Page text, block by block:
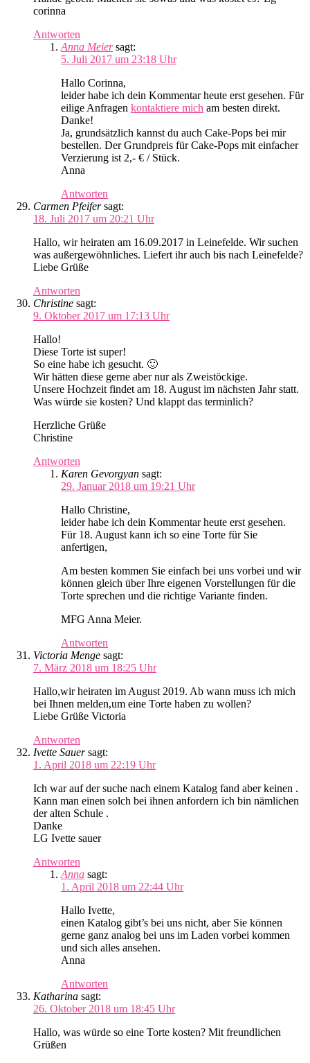
corinna
Antworten
Anna Meier sagt:
5. Juli 2017 um 23:18 Uhr
Hallo Corinna,
leider habe ich dein Kommentar heute erst gesehen. Für
eilige Anfragen kontaktiere mich am besten direkt.
Danke!
Ja, grundsätzlich kannst du auch Cake-Pops bei mir
bestellen. Der Grundpreis für Cake-Pops mit einfacher
Verzierung ist 2,- € / Stück.
Anna
Antworten
Carmen Pfeifer sagt:
18. Juli 2017 um 20:21 Uhr
Hallo, wir heiraten am 16.09.2017 in Leinefelde. Wir suchen
was außergewöhnliches. Liefert ihr auch bis nach Leinefelde?
Liebe Grüße
Antworten
Christine sagt:
9. Oktober 2017 um 17:13 Uhr
Hallo!
Diese Torte ist super!
So eine habe ich gesucht. 🙂
Wir hätten diese gerne aber nur als Zweistöckige.
Unsere Hochzeit findet am 18. August im nächsten Jahr statt.
Was würde sie kosten? Und klappt das terminlich?
Herzliche Grüße
Christine
Antworten
Karen Gevorgyan sagt:
29. Januar 2018 um 19:21 Uhr
Hallo Christine,
leider habe ich dein Kommentar heute erst gesehen.
Für 18. August kann ich so eine Torte für Sie
anfertigen,
Am besten kommen Sie einfach bei uns vorbei und wir
können gleich über Ihre eigenen Vorstellungen für die
Torte sprechen und die richtige Variante finden.
MFG Anna Meier.
Antworten
Victoria Menge sagt:
7. März 2018 um 18:25 Uhr
Hallo,wir heiraten im August 2019. Ab wann muss ich mich
bei Ihnen melden,um eine Torte haben zu wollen?
Liebe Grüße Victoria
Antworten
Ivette Sauer sagt:
1. April 2018 um 22:19 Uhr
Ich war auf der suche nach einem Katalog fand aber keinen .
Kann man einen solch bei ihnen anfordern ich bin nämlichen
der alten Schule .
Danke
LG Ivette sauer
Antworten
Anna sagt:
1. April 2018 um 22:44 Uhr
Hallo Ivette,
einen Katalog gibt’s bei uns nicht, aber Sie können
gerne ganz analog bei uns im Laden vorbei kommen
und sich alles ansehen.
Anna
Antworten
Katharina sagt:
26. Oktober 2018 um 18:45 Uhr
Hallo, was würde so eine Torte kosten? Mit freundlichen
Grüßen